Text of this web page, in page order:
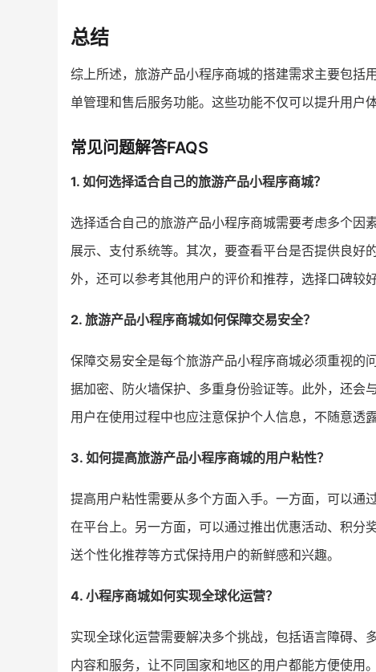
总结
综上所述，旅游产品小程序商城的搭建需求主要包括
单管理和售后服务功能。这些功能不仅可以提升用户
常见问题解答FAQS
1. 如何选择适合自己的旅游产品小程序商城？
选择适合自己的旅游产品小程序商城需要考虑多个因
展示、支付系统等。其次，要查看平台是否提供良好
外，还可以参考其他用户的评价和推荐，选择口碑较好
2. 旅游产品小程序商城如何保障交易安全？
保障交易安全是每个旅游产品小程序商城必须重视的
据加密、防火墙保护、多重身份验证等。此外，还会
用户在使用过程中也应注意保护个人信息，不随意透
3. 如何提高旅游产品小程序商城的用户粘性？
提高用户粘性需要从多个方面入手。一方面，可以通
在平台上。另一方面，可以通过推出优惠活动、积分
送个性化推荐等方式保持用户的新鲜感和兴趣。
4. 小程序商城如何实现全球化运营？
实现全球化运营需要解决多个挑战，包括语言障碍、
内容和服务，让不同国家和地区的用户都能方便使用